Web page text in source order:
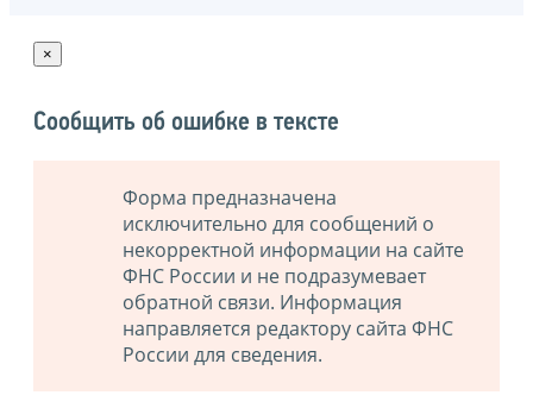
×
Сообщить об ошибке в тексте
Форма предназначена
исключительно для сообщений о
некорректной информации на сайте
ФНС России и не подразумевает
обратной связи. Информация
направляется редактору сайта ФНС
России для сведения.